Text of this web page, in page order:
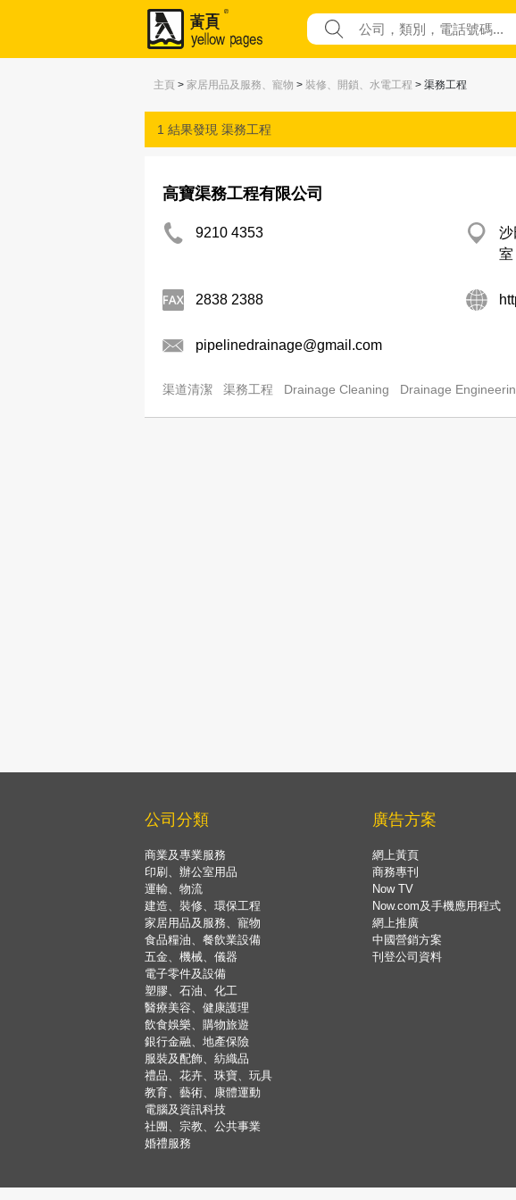
主頁 > 家居用品及服務、寵物 > 裝修、開鎖、水電工程 > 渠務工程
1 結果發現 渠務工程
高寶渠務工程有限公司
9210 4353
沙
室
2838 2388
pipelinedrainage@gmail.com
渠道清潔 渠務工程 Drainage Cleaning Drainage
公司分類
商業及專業服務
印刷、辦公室用品
運輸、物流
建造、裝修、環保工程
家居用品及服務、寵物
食品糧油、餐飲業設備
五金、機械、儀器
電子零件及設備
塑膠、石油、化工
醫療美容、健康護理
飲食娛樂、購物旅遊
銀行金融、地產保險
服裝及配飾、紡織品
禮品、花卉、珠寶、玩具
教育、藝術、康體運動
電腦及資訊科技
社團、宗教、公共事業
婚禮服務
廣告方案
網上黃頁
商務專刊
Now TV
Now.com及手機應用程式
網上推廣
中國營銷方案
刊登公司資料